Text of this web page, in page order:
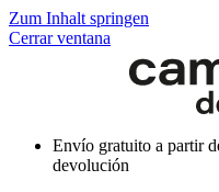
Zum Inhalt springen
Cerrar ventana
Envío gratuito a partir
devolución